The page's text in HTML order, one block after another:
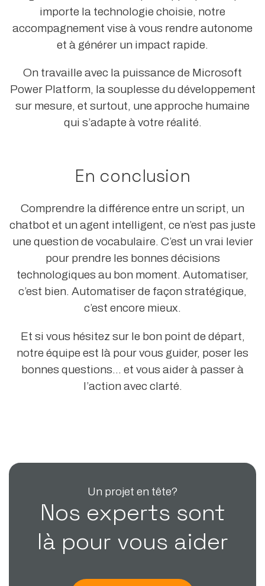
importe la technologie choisie, notre
accompagnement vise à vous rendre autonome
et à générer un impact rapide.
On travaille avec la puissance de Microsoft
Power Platform, la souplesse du développement
sur mesure, et surtout, une approche humaine
qui s’adapte à votre réalité.
En conclusion
Comprendre la différence entre un script, un
chatbot et un agent intelligent, ce n’est pas juste
une question de vocabulaire. C’est un vrai levier
pour prendre les bonnes décisions
technologiques au bon moment. Automatiser,
c’est bien. Automatiser de façon stratégique,
c’est encore mieux.
Et si vous hésitez sur le bon point de départ,
notre équipe est là pour vous guider, poser les
bonnes questions… et vous aider à passer à
l’action avec clarté.
Un projet en tête?
Nos experts sont
là pour vous aider